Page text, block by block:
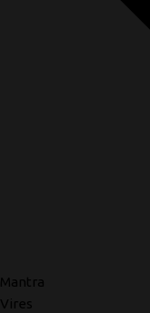
Mantra
Vires